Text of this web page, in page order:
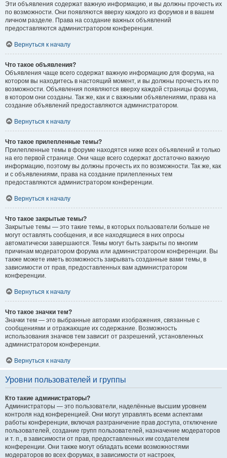
Эти объявления содержат важную информацию, и вы должны прочесть их
по возможности. Они появляются вверху каждого из форумов и в вашем
личном разделе. Права на создание важных объявлений
предоставляются администратором конференции.
Вернуться к началу
Что такое объявления?
Объявления чаще всего содержат важную информацию для форума, на
котором вы находитесь в настоящий момент, и вы должны прочесть их по
возможности. Объявления появляются вверху каждой страницы форума,
в котором они созданы. Так же, как и с важными объявлениями, права на
создание объявлений предоставляются администратором.
Вернуться к началу
Что такое прилепленные темы?
Прилепленные темы в форуме находятся ниже всех объявлений и только
на его первой странице. Они чаще всего содержат достаточно важную
информацию, поэтому вы должны прочесть их по возможности. Так же, как
и с объявлениями, права на создание прилепленных тем
предоставляются администратором конференции.
Вернуться к началу
Что такое закрытые темы?
Закрытые темы — это такие темы, в которых пользователи больше не
могут оставлять сообщения, и все находящиеся в них опросы
автоматически завершаются. Темы могут быть закрыты по многим
причинам модератором форума или администратором конференции. Вы
также можете иметь возможность закрывать созданные вами темы, в
зависимости от прав, предоставленных вам администратором
конференции.
Вернуться к началу
Что такое значки тем?
Значки тем — это выбранные авторами изображения, связанные с
сообщениями и отражающие их содержание. Возможность
использования значков тем зависит от разрешений, установленных
администратором конференции.
Вернуться к началу
Уровни пользователей и группы
Кто такие администраторы?
Администраторы — это пользователи, наделённые высшим уровнем
контроля над конференцией. Они могут управлять всеми аспектами
работы конференции, включая разграничение прав доступа, отключение
пользователей, создание групп пользователей, назначение модераторов
и т. п., в зависимости от прав, предоставленных им создателем
конференции. Они также могут обладать всеми возможностями
модераторов во всех форумах, в зависимости от настроек,